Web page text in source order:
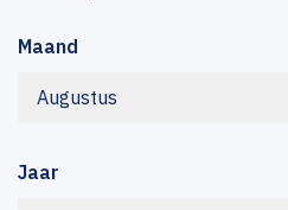
Maand
Augustus
Jaar